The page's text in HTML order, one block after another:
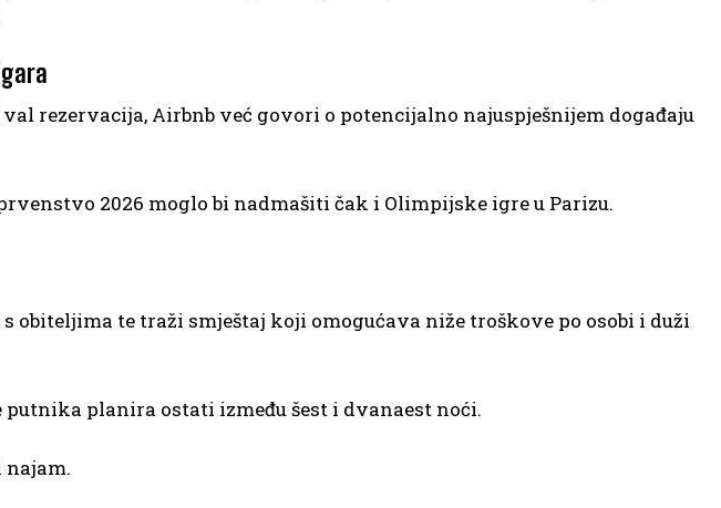
rezervacija, Airbnb već govori o potencijalno najuspješnijem događaju
2026 moglo bi nadmašiti čak i Olimpijske igre u Parizu.
obiteljima te traži smještaj koji omogućava niže troškove po osobi i duži
planira ostati između šest i dvanaest noći.